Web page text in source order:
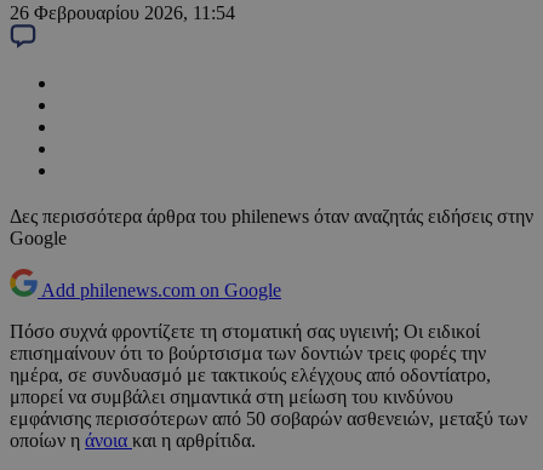
26 Φεβρουαρίου 2026, 11:54
Δες περισσότερα άρθρα του philenews όταν αναζητάς ειδήσεις στην
Google
Add philenews.com on Google
Πόσο συχνά φροντίζετε τη στοματική σας υγιεινή; Οι ειδικοί
επισημαίνουν ότι το βούρτσισμα των δοντιών τρεις φορές την
ημέρα, σε συνδυασμό με τακτικούς ελέγχους από οδοντίατρο,
μπορεί να συμβάλει σημαντικά στη μείωση του κινδύνου
εμφάνισης περισσότερων από 50 σοβαρών ασθενειών, μεταξύ των
οποίων η άνοια και η αρθρίτιδα.